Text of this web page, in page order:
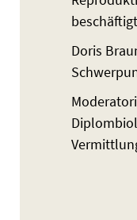
Doris